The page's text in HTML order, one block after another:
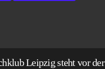
Leipzig steht vor der